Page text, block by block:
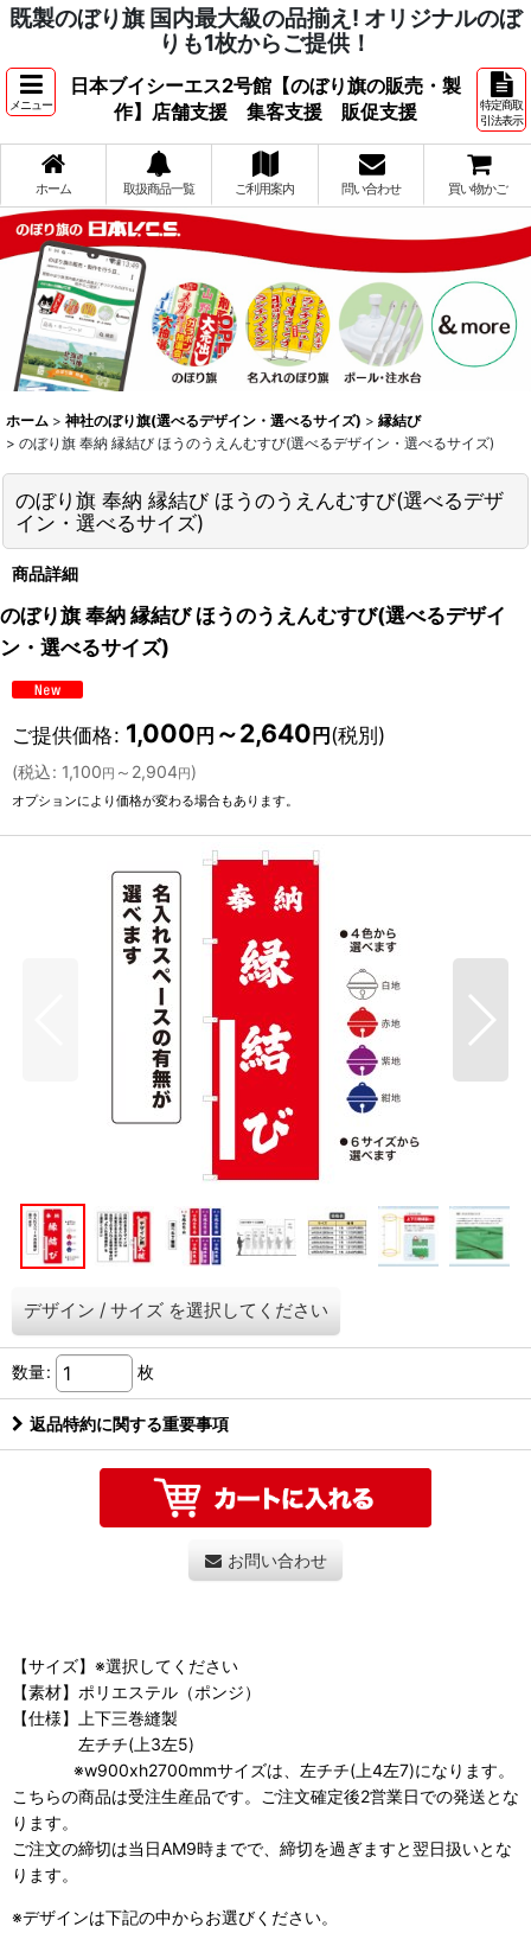
既製のぼり旗 国内最大級の品揃え! オリジナルのぼ
りも1枚からご提供！
メニュー
日本ブイシーエス2号館【のぼり旗の販売・製
作】店舗支援 集客支援 販促支援
特定商取
引法表示
ホーム 取扱商品一覧 ご利用案内 問い合わせ 買い物かご
ホーム > 神社のぼり旗(選べるデザイン・選べるサイズ) > 縁結び
> のぼり旗 奉納 縁結び ほうのうえんむすび(選べるデザイン・選べるサイズ)
のぼり旗 奉納 縁結び ほうのうえんむすび(選べるデザ
イン・選べるサイズ)
商品詳細
のぼり旗 奉納 縁結び ほうのうえんむすび(選べるデザイ
ン・選べるサイズ)
ご提供価格: 1,000 円 ～2,640 円 (税別)
(税込: 1,100 円 ～2,904円 )
オプションにより価格が変わる場合もあります。
デザイン / サイズ を選択してください
数量: 枚
返品特約に関する重要事項
お問い合わせ
【サイズ】※選択してください
【素材】ポリエステル（ポンジ）
【仕様】上下三巻縫製
左チチ(上3左5)
※w900xh2700mmサイズは、左チチ(上4左7)になります。
こちらの商品は受注生産品です。ご注文確定後2営業日での発送とな
ります。
ご注文の締切は当日AM9時までで、締切を過ぎますと翌日扱いとな
ります。
※デザインは下記の中からお選びください。